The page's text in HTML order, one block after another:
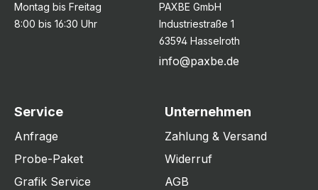
Montag bis Freitag
8:00 bis 16:30 Uhr
PAXBE GmbH
Industriestraße 1
63594 Hasselroth
info@paxbe.de
Service
Anfrage
Probe-Paket
Grafik Service
Unternehmen
Zahlung & Versand
Widerruf
AGB